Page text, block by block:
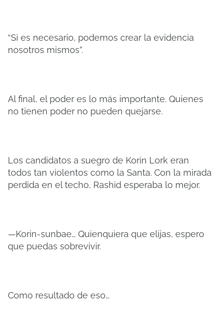
“Si es necesario, podemos crear la evidencia
nosotros mismos”.
Al final, el poder es lo más importante. Quienes
no tienen poder no pueden quejarse.
Los candidatos a suegro de Korin Lork eran
todos tan violentos como la Santa. Con la mirada
perdida en el techo, Rashid esperaba lo mejor.
—Korin-sunbae… Quienquiera que elijas, espero
que puedas sobrevivir.
Como resultado de eso…